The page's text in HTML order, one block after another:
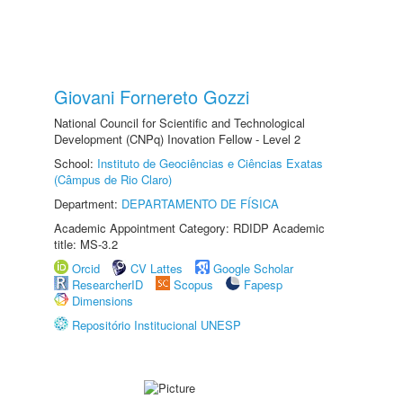
Giovani Fornereto Gozzi
National Council for Scientific and Technological
Development (CNPq) Inovation Fellow - Level 2
School: Instituto de Geociências e Ciências Exatas
(Câmpus de Rio Claro)
Department: DEPARTAMENTO DE FÍSICA
Academic Appointment Category: RDIDP Academic
title: MS-3.2
Orcid
CV Lattes
Google Scholar
ResearcherID
Scopus
Fapesp
Dimensions
Repositório Institucional UNESP